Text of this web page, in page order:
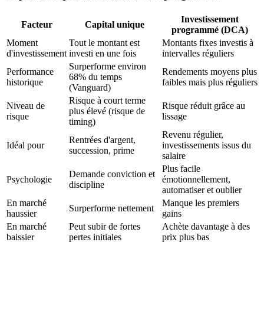
Facteur Capital unique
Investissement
programmé (DCA)
Moment
d'investissement
Tout le montant est
investi en une fois
Montants fixes investis à
intervalles réguliers
Performance
historique
Surperforme environ
68% du temps
(Vanguard)
Rendements moyens plus
faibles mais plus réguliers
Niveau de
risque
Risque à court terme
plus élevé (risque de
timing)
Risque réduit grâce au
lissage
Idéal pour
Rentrées d'argent,
succession, prime
Revenu régulier,
investissements issus du
salaire
Psychologie
Demande conviction et
discipline
Plus facile
émotionnellement,
automatiser et oublier
En marché
haussier
Surperforme nettement
Manque les premiers
gains
En marché
baissier
Peut subir de fortes
pertes initiales
Achète davantage à des
prix plus bas